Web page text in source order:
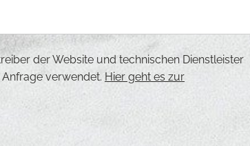
der Website und technischen Dienstleister
verwendet. Hier geht es zur